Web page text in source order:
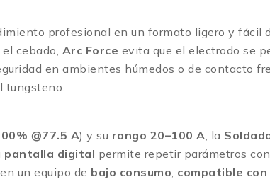
profesional en un formato ligero y fácil
cebado, Arc Force evita que el electrodo se
en ambientes húmedos o de contacto
tungsteno.
@77.5 A) y su rango 20–100 A, la
pantalla digital permite repetir parámetros
un equipo de bajo consumo, compatible